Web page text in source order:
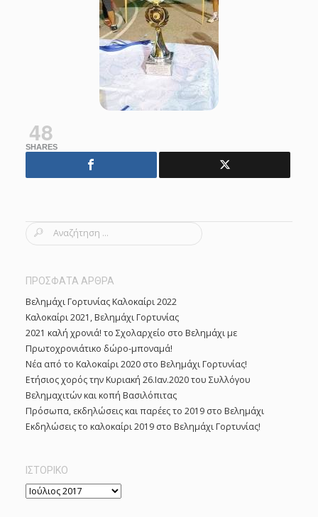
48
SHARES
S
r
h
f
o
r
:
ΠΡΟΣΦΑΤΑ ΑΡΘΡΑ
Βελημάχι Γορτυνίας Καλοκαίρι 2022
Καλοκαίρι 2021, Βελημάχι Γορτυνίας
2021 καλή χρονιά! το Σχολαρχείο στο Βελημάχι με
Πρωτοχρονιάτικο δώρο-μποναμά!
Νέα από το Καλοκαίρι 2020 στο Βελημάχι Γορτυνίας!
Ετήσιος χορός την Κυριακή 26.Ιαν.2020 του Συλλόγου
Βελημαχιτών και κοπή Βασιλόπιτας
Πρόσωπα, εκδηλώσεις και παρέες το 2019 στο Βελημάχι
Εκδηλώσεις το καλοκαίρι 2019 στο Βελημάχι Γορτυνίας!
ΙΣΤΟΡΙΚΌ